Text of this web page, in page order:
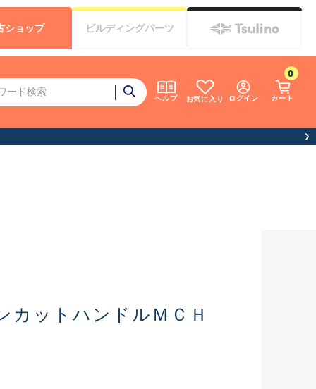
ヘルプ お気に入り ログイン カート
0
ショップ ビルディングパーツ
カットハンドルＭＣＨ